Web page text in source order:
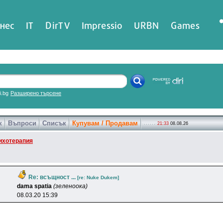
IT DirTV Impressio URBN Games
Разширено търсене
Въпроси Списък Купувам / Продавам 21:33 08.08.26
Re: всъщност ... [re: Nuke Dukem]
dama spatia (зеленоока)
08.03.20 15:39